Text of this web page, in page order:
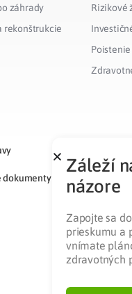
záhrady
rekonštrukcie
Rizikové
dokumenty
Záleží
názore
Zapojte sa
prieskumu a
vnímate
zdravotných